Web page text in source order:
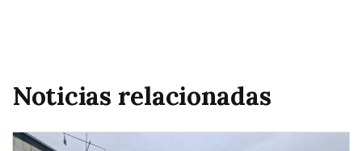
Noticias relacionadas